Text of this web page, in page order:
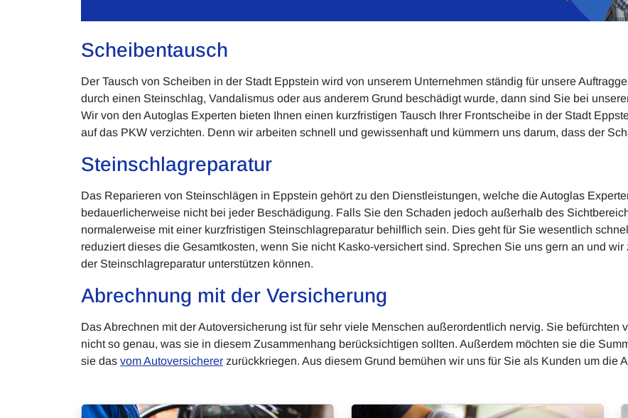
Scheibentausch
Der Tausch von Scheiben in der Stadt Eppstein wird von unserem Unternehmen ständig für unsere
durch einen Steinschlag, Vandalismus oder aus anderem Grund beschädigt wurde, dann sind Sie bei
Wir von den Autoglas Experten bieten Ihnen einen kurzfristigen Tausch Ihrer Frontscheibe in der Stadt
auf das PKW verzichten. Denn wir arbeiten schnell und gewissenhaft und kümmern uns darum, dass der
Steinschlagreparatur
Das Reparieren von Steinschlägen in Eppstein gehört zu den Dienstleistungen, welche die Autoglas
bedauerlicherweise nicht bei jeder Beschädigung. Falls Sie den Schaden jedoch außerhalb des
normalerweise mit einer kurzfristigen Steinschlagreparatur behilflich sein. Dies geht für Sie wesentlich
reduziert dieses die Gesamtkosten, wenn Sie nicht Kasko-versichert sind. Sprechen Sie uns gern an und
der Steinschlagreparatur unterstützen können.
Abrechnung mit der Versicherung
Das Abrechnen mit der Autoversicherung ist für sehr viele Menschen außerordentlich nervig. Sie befürchten
nicht so genau, was sie in diesem Zusammenhang berücksichtigen sollten. Außerdem möchten sie die
sie das vom Autoversicherer zurückkriegen. Aus diesem Grund bemühen wir uns für Sie als Kunden um die